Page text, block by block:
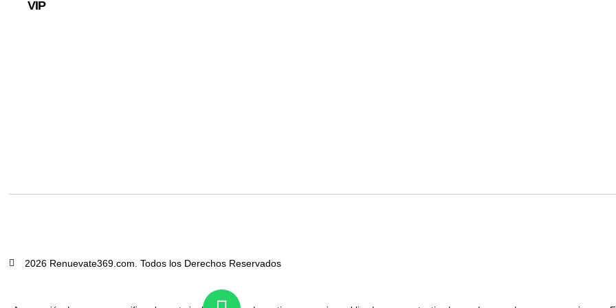
VIP
2026 Renuevate369.com. Todos los Derechos Reservados